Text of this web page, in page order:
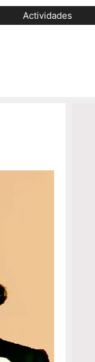
Actividades